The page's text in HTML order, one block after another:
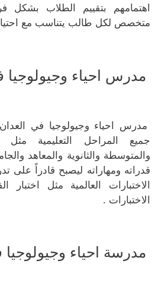
اهتمامهم بتقييم الطلاب بشكل
متخصص لكل طالب يتناسب مع
مدرس احياء وجيولوجيا
مدرس احياء وجيولوجيا في
جميع المراحل التعليمية مثل
والمتوسطة والثانوية والمعاهد
قدراته ومهاراته ليصبح قادراً على
الاختبارات العالمية مثل اختبار
الاختبارات .
مدرسة احياء